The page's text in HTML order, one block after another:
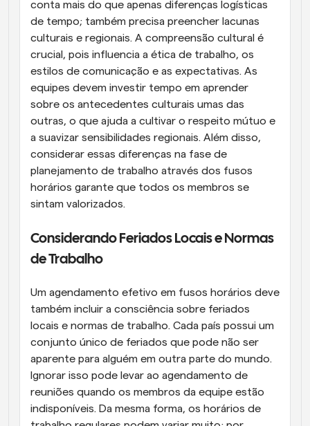
conta mais do que apenas diferenças logísticas
de tempo; também precisa preencher lacunas
culturais e regionais. A compreensão cultural é
crucial, pois influencia a ética de trabalho, os
estilos de comunicação e as expectativas. As
equipes devem investir tempo em aprender
sobre os antecedentes culturais umas das
outras, o que ajuda a cultivar o respeito mútuo e
a suavizar sensibilidades regionais. Além disso,
considerar essas diferenças na fase de
planejamento de trabalho através dos fusos
horários garante que todos os membros se
sintam valorizados.
Considerando Feriados Locais e Normas
de Trabalho
Um agendamento efetivo em fusos horários deve
também incluir a consciência sobre feriados
locais e normas de trabalho. Cada país possui um
conjunto único de feriados que pode não ser
aparente para alguém em outra parte do mundo.
Ignorar isso pode levar ao agendamento de
reuniões quando os membros da equipe estão
indisponíveis. Da mesma forma, os horários de